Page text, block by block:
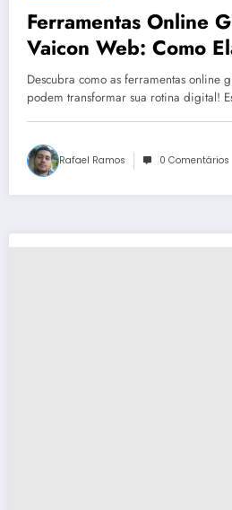
Ferramentas Online
Vaicon Web: Como
Transformar Sua
Descubra como as ferramentas online
podem transformar sua rotina digital!
Rafael Ramos 0 Comentários